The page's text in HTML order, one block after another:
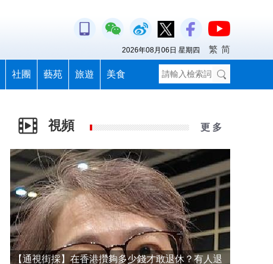
社團 藝苑 旅遊 美食
2026年08月06日 星期四 繁 简
視頻 更 多
【通視街採】在香港攢夠多少錢才敢退休？有人退